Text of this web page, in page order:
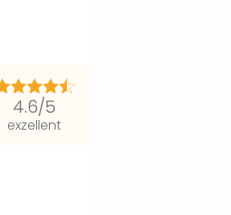
4.6/5
exzellent